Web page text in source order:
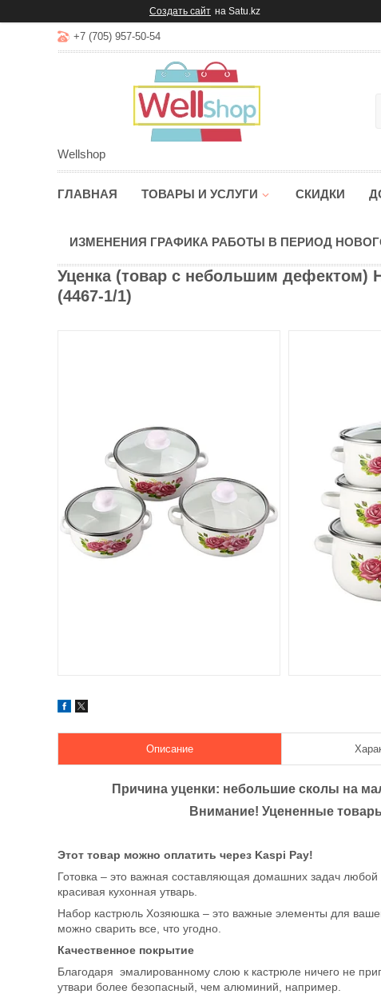
Создать сайт на Satu.kz
+7 (705) 957-50-54
Wellshop
ГЛАВНАЯ ТОВАРЫ И УСЛУГИ СКИДКИ
ИЗМЕНЕНИЯ ГРАФИКА РАБОТЫ В ПЕРИОД
Уценка (товар с небольшим
(4467-1/1)
Описание
Причина уценки: небольшие сколы на
Внимание! Уцененные
Этот товар можно оплатить через Kaspi Pay!
Готовка – это важная составляющая домашних задач
красивая кухонная утварь.
Набор кастрюль Хозяюшка – это важные элементы для
можно сварить все, что угодно.
Качественное покрытие
Благодаря эмалированному слою к кастрюле ничего не
утвари более безопасный, чем алюминий, например.